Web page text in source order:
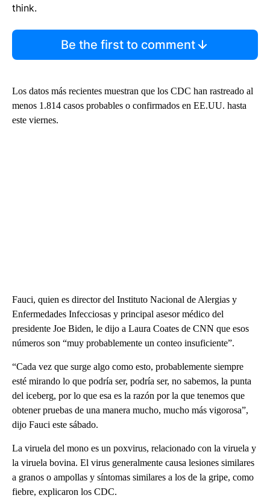
think.
Be the first to comment
Los datos más recientes muestran que los CDC han rastreado al
menos 1.814 casos probables o confirmados en EE.UU. hasta
este viernes.
Fauci, quien es director del Instituto Nacional de Alergias y
Enfermedades Infecciosas y principal asesor médico del
presidente Joe Biden, le dijo a Laura Coates de CNN que esos
números son “muy probablemente un conteo insuficiente”.
“Cada vez que surge algo como esto, probablemente siempre
esté mirando lo que podría ser, podría ser, no sabemos, la punta
del iceberg, por lo que esa es la razón por la que tenemos que
obtener pruebas de una manera mucho, mucho más vigorosa”,
dijo Fauci este sábado.
La viruela del mono es un poxvirus, relacionado con la viruela y
la viruela bovina. El virus generalmente causa lesiones similares
a granos o ampollas y síntomas similares a los de la gripe, como
fiebre, explicaron los CDC.